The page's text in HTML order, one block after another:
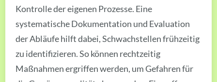
Kontrolle der eigenen Prozesse. Eine
systematische Dokumentation und Evaluation
der Abläufe hilft dabei, Schwachstellen frühzeitig
zu identifizieren. So können rechtzeitig
Maßnahmen ergriffen werden, um Gefahren für